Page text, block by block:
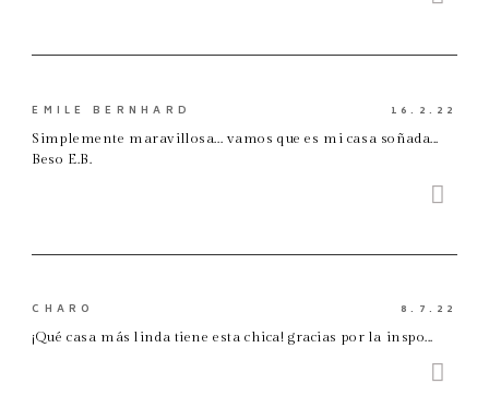
EMILE BERNHARD
16.2.22
Simplemente maravillosa... vamos que es mi casa soñada...
Beso E.B.
CHARO
8.7.22
¡Qué casa más linda tiene esta chica! gracias por la inspo...